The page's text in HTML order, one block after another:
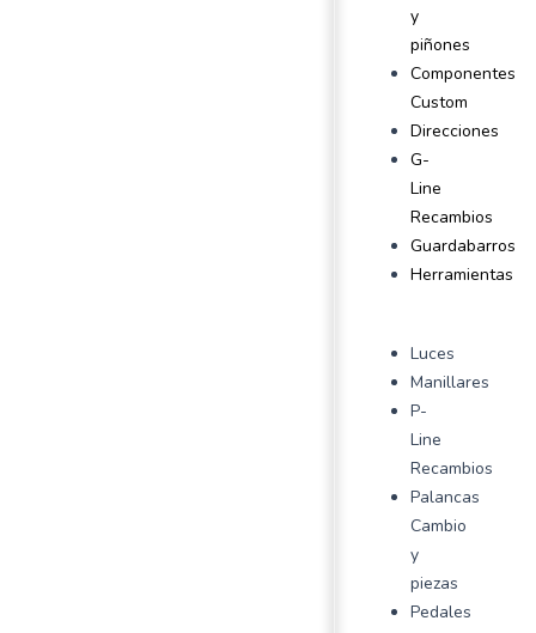
y
piñones
Componentes
Custom
Direcciones
G-
Line
Recambios
Guardabarros
Herramientas
Luces
Manillares
P-
Line
Recambios
Palancas
Cambio
y
piezas
Pedales